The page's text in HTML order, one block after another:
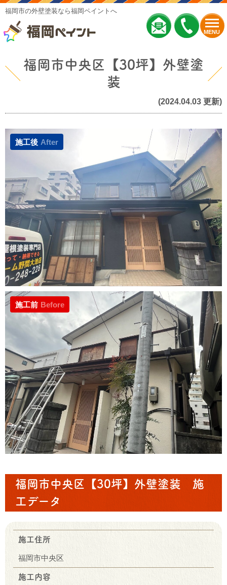
MENU
福岡市の外壁塗装なら福岡ペイントへ
福岡市中央区【30坪】外壁塗
装
(2024.04.03 更新)
施工後 After
施工前 Before
福岡市中央区【30坪】外壁塗装 施
工データ
施工住所
福岡市中央区
施工内容